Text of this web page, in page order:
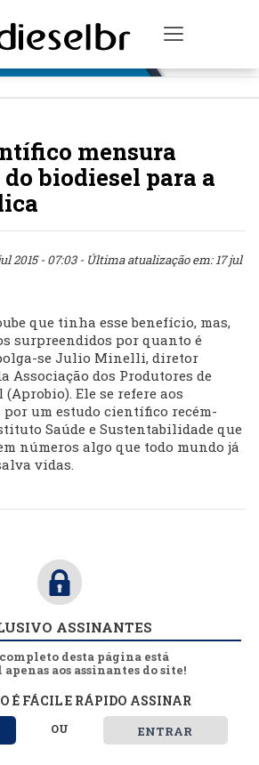
Toggle
mensura
biodiesel para a
2015 - 07:03 - Última atualização em: 17 jul
que tinha esse benefício, mas,
surpreendidos por quanto é
se Julio Minelli, diretor
Associação dos Produtores de
Ele se refere aos
um estudo científico recém-
Saúde e Sustentabilidade que
números algo que todo mundo já
vidas.
ASSINANTES
desta página está
aos assinantes do site!
É FÁCIL E RÁPIDO ASSINAR
OU ENTRAR